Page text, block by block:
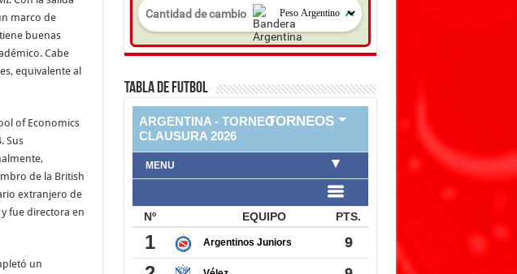
marco de
buenas
Cabe
equivalente al
of Economics
Sus
de la British
extranjero de
fue directora en
un
TABLA DE FUTBOL